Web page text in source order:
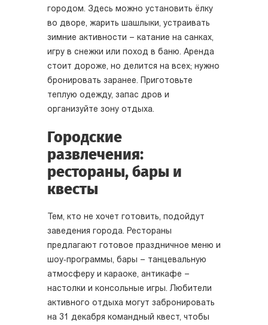
городом. Здесь можно установить ёлку
во дворе, жарить шашлыки, устраивать
зимние активности – катание на санках,
игру в снежки или поход в баню. Аренда
стоит дороже, но делится на всех; нужно
бронировать заранее. Приготовьте
теплую одежду, запас дров и
организуйте зону отдыха.
Городские
развлечения:
рестораны, бары и
квесты
Тем, кто не хочет готовить, подойдут
заведения города. Рестораны
предлагают готовое праздничное меню и
шоу‑программы, бары – танцевальную
атмосферу и караоке, антикафе –
настолки и консольные игры. Любители
активного отдыха могут забронировать
на 31 декабря командный квест, чтобы